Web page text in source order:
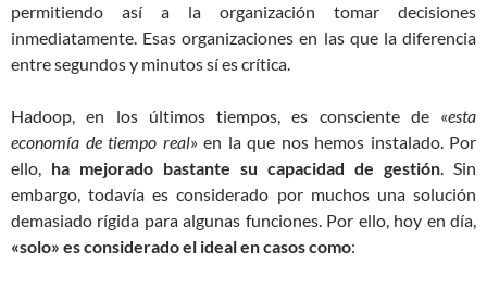
permitiendo así a la organización tomar decisiones
inmediatamente. Esas organizaciones en las que la diferencia
entre segundos y minutos sí es crítica.
Hadoop, en los últimos tiempos, es consciente de «esta
economía de tiempo real» en la que nos hemos instalado. Por
ello, ha mejorado bastante su capacidad de gestión. Sin
embargo, todavía es considerado por muchos una solución
demasiado rígida para algunas funciones. Por ello, hoy en día,
«solo» es considerado el ideal en casos como: